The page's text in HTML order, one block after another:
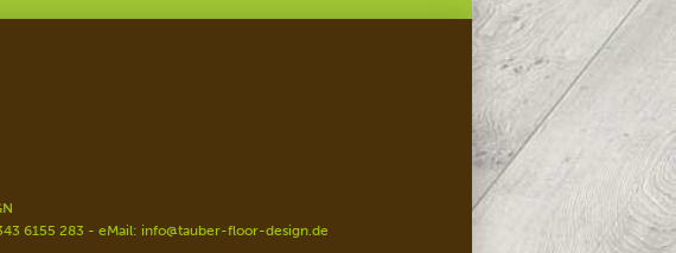
6155 283 - eMail: info@tauber-floor-design.de